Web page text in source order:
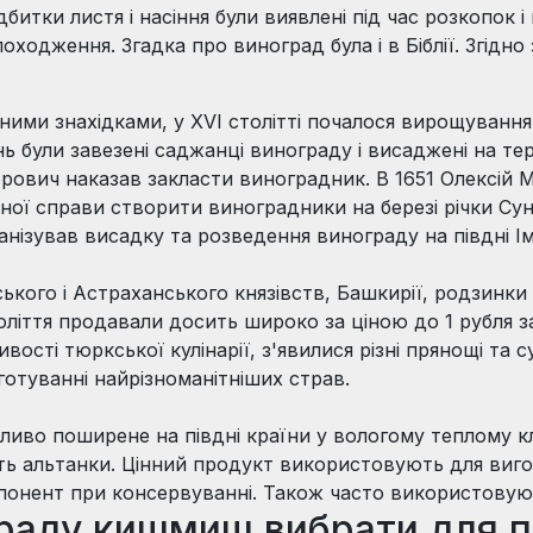
листя і насіння були виявлені під час
Згадка про виноград була і в Біблії.
знахідками, у XVI столітті почалося
були завезені саджанці винограду і висаджені на
наказав закласти виноградник. В 1651 Олексій
справи створити виноградники на березі річки
висадку та розведення винограду на півдні
і Астраханського князівств, Башкирії,
продавали досить широко за ціною до 1
тюркської кулінарії, з'явилися різні прянощі
найрізноманітніших страв.
поширене на півдні країни у вологому теплому
альтанки. Цінний продукт використовують для
при консервуванні. Також часто